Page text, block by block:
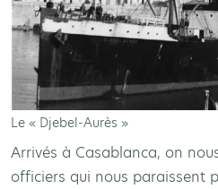
Le « Djebel-Aurès »
Arrivés à Casablanca, on
officiers qui nous paraissent